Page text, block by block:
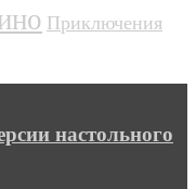
Приключения
настольного